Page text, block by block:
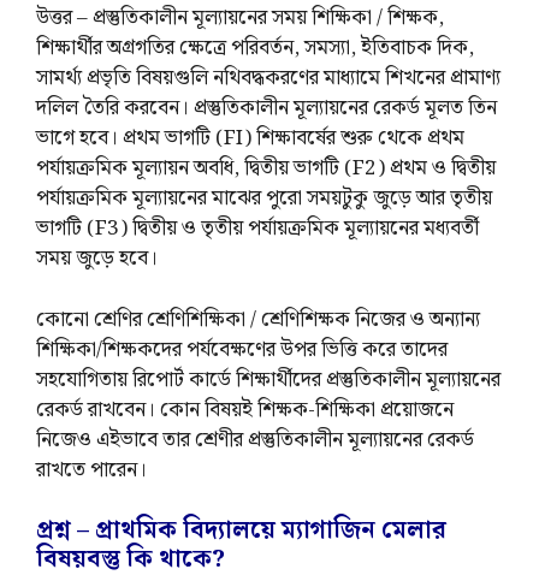
উত্তর – প্রস্তুতিকালীন মূল্যায়নের সময় শিক্ষিকা / শিক্ষক,
শিক্ষার্থীর অগ্রগতির ক্ষেত্রে পরিবর্তন, সমস্যা, ইতিবাচক দিক,
সামর্থ্য প্রভৃতি বিষয়গুলি নথিবদ্ধকরণের মাধ্যামে শিখনের প্রামাণ্য
দলিল তৈরি করবেন। প্রস্তুতিকালীন মূল্যায়নের রেকর্ড মূলত তিন
ভাগে হবে। প্রথম ভাগটি (FI) শিক্ষাবর্ষের শুরু থেকে প্রথম
পর্যায়ক্রমিক মূল্যায়ন অবধি, দ্বিতীয় ভাগটি (F2) প্রথম ও দ্বিতীয়
পর্যায়ক্রমিক মূল্যায়নের মাঝের পুরো সময়টুকু জুড়ে আর তৃতীয়
ভাগটি (F3) দ্বিতীয় ও তৃতীয় পর্যায়ক্রমিক মূল্যায়নের মধ্যবর্তী
সময় জুড়ে হবে।
কোনো শ্রেণির শ্রেণিশিক্ষিকা / শ্রেণিশিক্ষক নিজের ও অন্যান্য
শিক্ষিকা/শিক্ষকদের পর্যবেক্ষণের উপর ভিত্তি করে তাদের
সহযোগিতায় রিপোর্ট কার্ডে শিক্ষার্থীদের প্রস্তুতিকালীন মূল্যায়নের
রেকর্ড রাখবেন। কোন বিষয়ই শিক্ষক-শিক্ষিকা প্রয়োজনে
নিজেও এইভাবে তার শ্রেণীর প্রস্তুতিকালীন মূল্যায়নের রেকর্ড
রাখতে পারেন।
প্রশ্ন – প্রাথমিক বিদ্যালয়ে ম্যাগাজিন মেলার
বিষয়বস্তু কি থাকে?